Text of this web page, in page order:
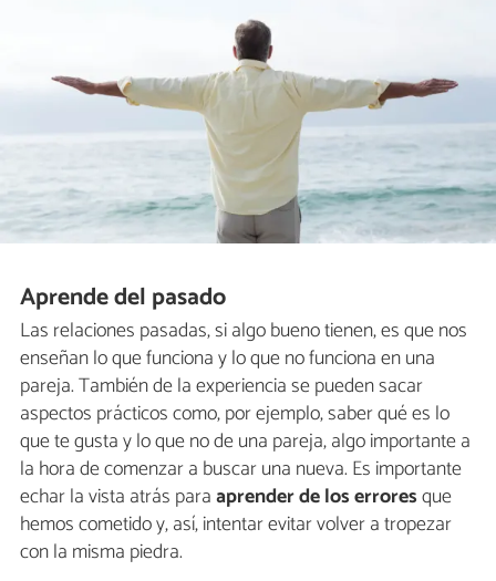
Aprende del pasado
Las relaciones pasadas, si algo bueno tienen, es que nos
enseñan lo que funciona y lo que no funciona en una
pareja. También de la experiencia se pueden sacar
aspectos prácticos como, por ejemplo, saber qué es lo
que te gusta y lo que no de una pareja, algo importante a
la hora de comenzar a buscar una nueva. Es importante
echar la vista atrás paraaprender de los erroresque
hemos cometido y, así, intentar evitar volver a tropezar
con la misma piedra.